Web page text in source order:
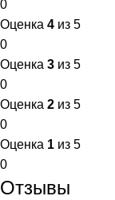
0
Оценка4 из 5
0
Оценка3 из 5
0
Оценка2 из 5
0
Оценка 1 из 5
0
Отзывы